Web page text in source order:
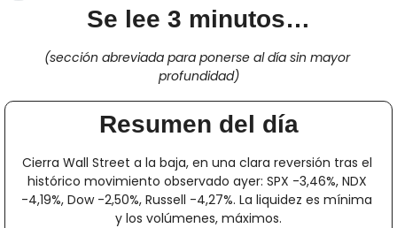
Se lee 3 minutos…
(sección abreviada para ponerse al día sin mayor
profundidad)
Resumen del día
Cierra Wall Street a la baja, en una clara reversión tras el
histórico movimiento observado ayer: SPX -3,46%, NDX
-4,19%, Dow -2,50%, Russell -4,27%. La liquidez es mínima
y los volúmenes, máximos.